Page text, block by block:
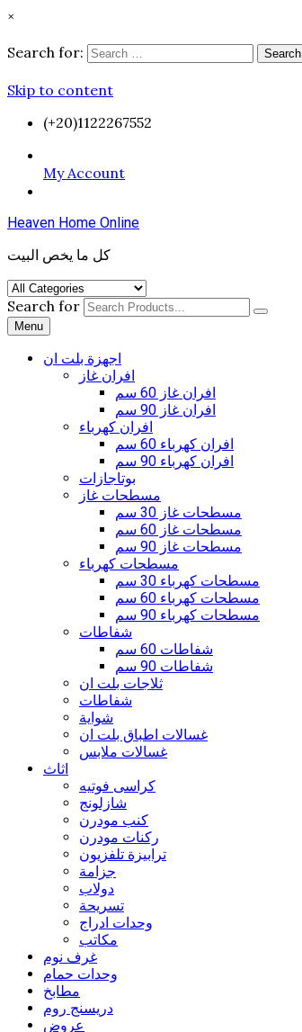
×
Search for:
Search
Skip to content
(+20)1122267552
My Account
Heaven Home Online
كل ما يخص البيت
Search for
Menu
اجهزة بلت ان
افران غاز
افران غاز 60 سم
افران غاز 90 سم
افران كهرباء
افران كهرباء 60 سم
افران كهرباء 90 سم
بوتاجازات
مسطحات غاز
مسطحات غاز 30 سم
مسطحات غاز 60 سم
مسطحات غاز 90 سم
مسطحات كهرباء
مسطحات كهرباء 30 سم
مسطحات كهرباء 60 سم
مسطحات كهرباء 90 سم
شفاطات
شفاطات 60 سم
شفاطات 90 سم
ثلاجات بلت ان
شفاطات
شواية
غسالات اطباق بلت ان
غسالات ملابس
اثاث
كراسى فوتيه
شازلونج
كنب مودرن
ركنات مودرن
ترابيزة تلفزيون
جزامة
دولاب
تسريحة
وحدات ادراج
مكاتب
غرف نوم
وحدات حمام
مطابخ
دريسنج روم
عروض